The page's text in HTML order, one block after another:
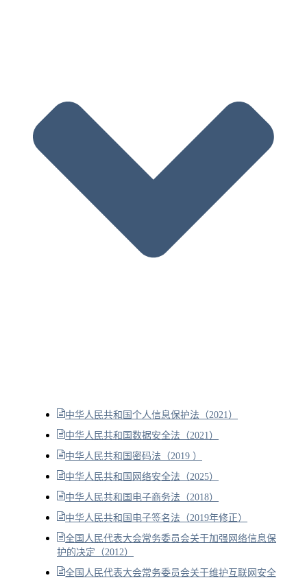
中华人民共和国个人信息保护法（2021）
中华人民共和国数据安全法（2021）
中华人民共和国密码法（2019 ）
中华人民共和国网络安全法（2025）
中华人民共和国电子商务法（2018）
中华人民共和国电子签名法（2019年修正）
全国人民代表大会常务委员会关于加强网络信息保
护的决定（2012）
全国人民代表大会常务委员会关于维护互联网安全